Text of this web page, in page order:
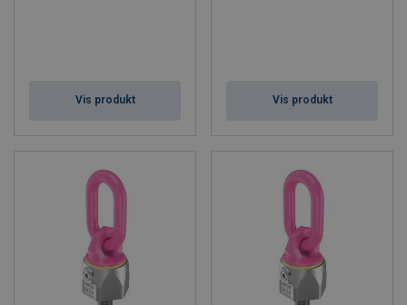
Vis produkt Vis produkt